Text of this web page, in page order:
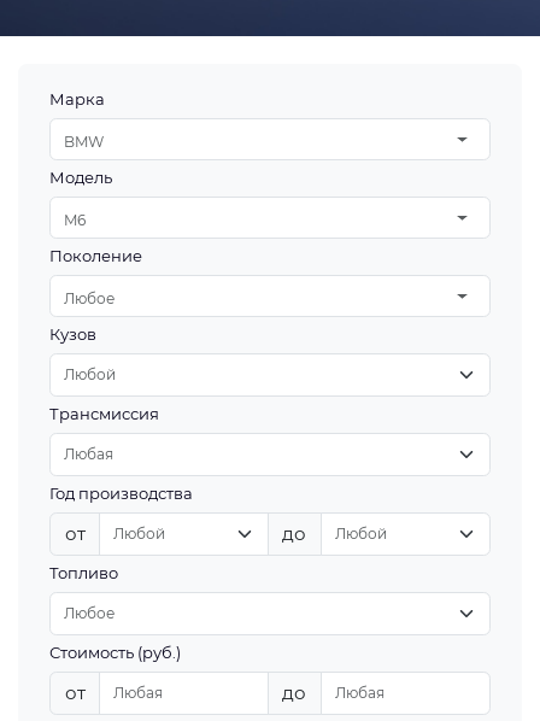
Марка
BMW
Модель
M6
Поколение
Любое
Кузов
Трансмиссия
Год производства
от до
Топливо
Стоимость (руб.)
от до